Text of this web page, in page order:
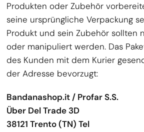
Produkten oder Zubehör
seine ursprüngliche Verpackung
Produkt und sein Zubehör sollten
oder manipuliert werden. Das
des Kunden mit dem Kurier
der Adresse bevorzugt:
Bandanashop.it / Profar S.S.
Über Del Trade 3D
38121 Trento (TN) Tel